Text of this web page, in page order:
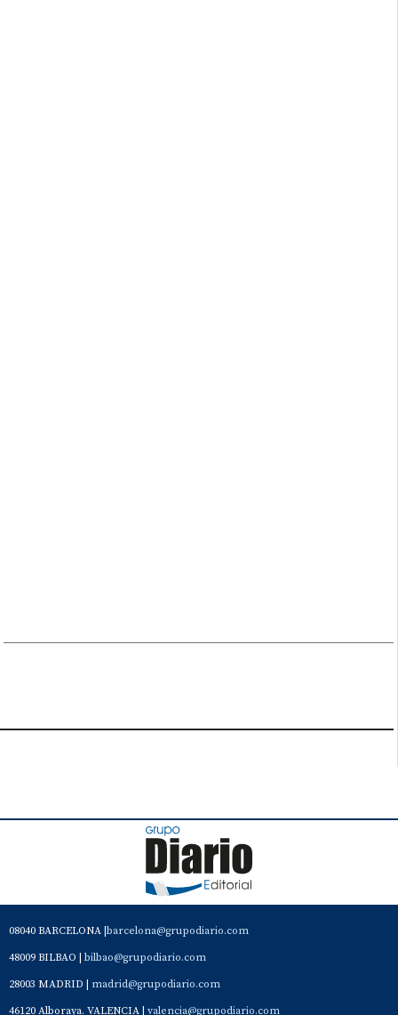
08040 BARCELONA | barcelona@grupodiario.com
48009 BILBAO | bilbao@grupodiario.com
28003 MADRID | madrid@grupodiario.com
46120 Alboraya. VALENCIA | valencia@grupodiario.com